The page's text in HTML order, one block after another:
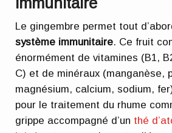
Le gingembre permet tout
système immunitaire. Ce fruit
énormément de vitamines (B1,
C) et de minéraux (manganèse,
magnésium, calcium, sodium,
pour le traitement du rhume
grippe accompagné d’un thé